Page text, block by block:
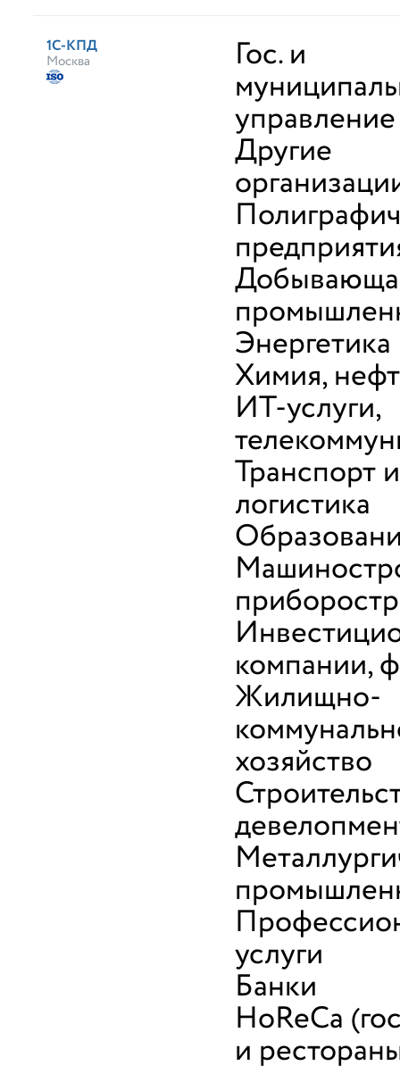
1С-КПД
Москва Гос. и
управление
Другие
Энергетика
Химия,
ИТ-услуги,
Транспорт и
логистика
компании,
Жилищно-
хозяйство
услуги
Банки
HoReCa
и